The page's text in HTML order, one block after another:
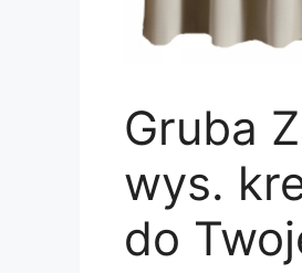
Gruba
wys.
do